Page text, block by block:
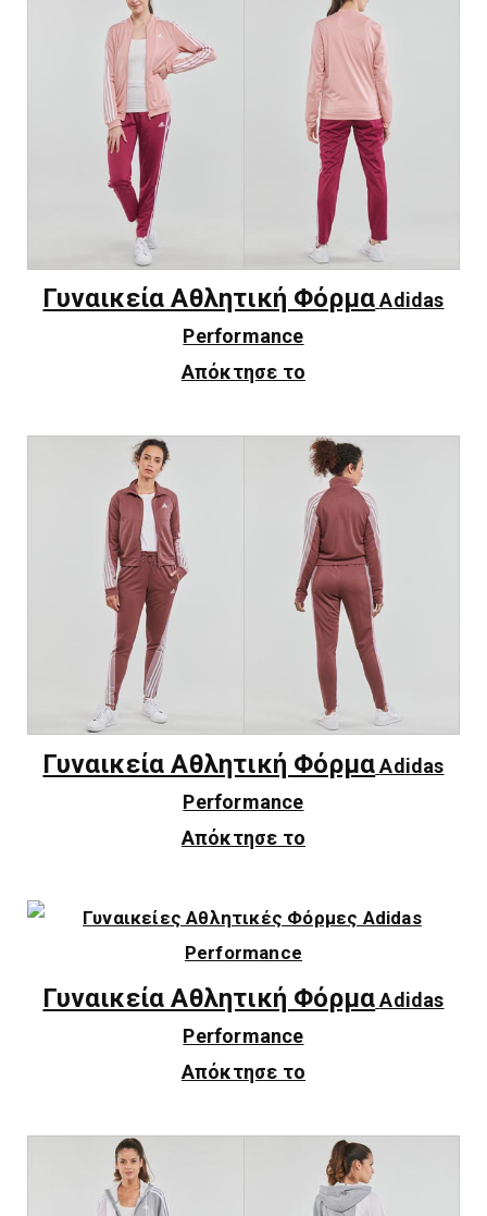
Γυναικεία Αθλητική Φόρμα Adidas
Performance
Απόκτησε το
Γυναικεία Αθλητική Φόρμα Adidas
Performance
Απόκτησε το
Γυναικεία Αθλητική Φόρμα Adidas
Performance
Απόκτησε το